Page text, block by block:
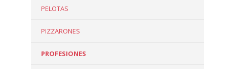
PELOTAS
PIZZARONES
PROFESIONES